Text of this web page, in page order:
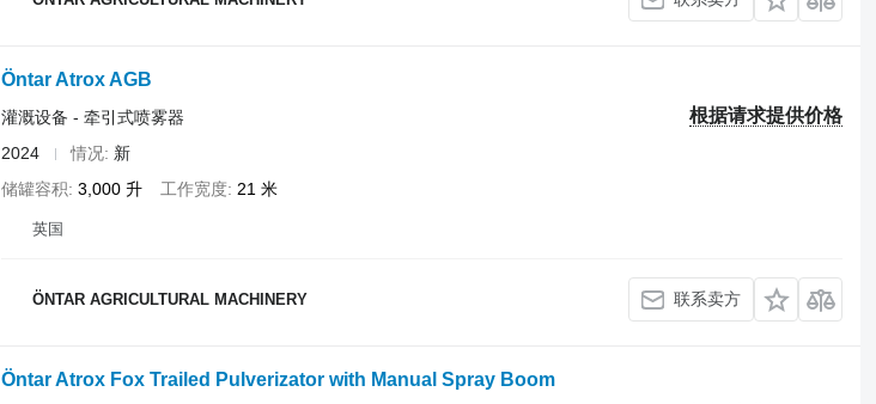
Öntar Atrox AGB
根据请求提供价格
灌溉设备 - 牵引式喷雾器
2024
情况 新
储罐容积 3,000 升 工作宽度 21 米
英国
ÖNTAR AGRICULTURAL MACHINERY 联系卖方
Öntar Atrox Fox Trailed Pulverizator with Manual Spray Boom